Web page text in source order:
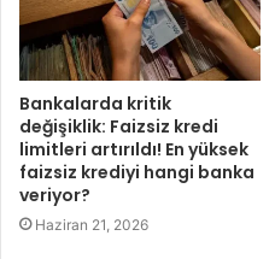
Bankalarda kritik
değişiklik: Faizsiz kredi
limitleri artırıldı! En yüksek
faizsiz krediyi hangi banka
veriyor?
Haziran 21, 2026